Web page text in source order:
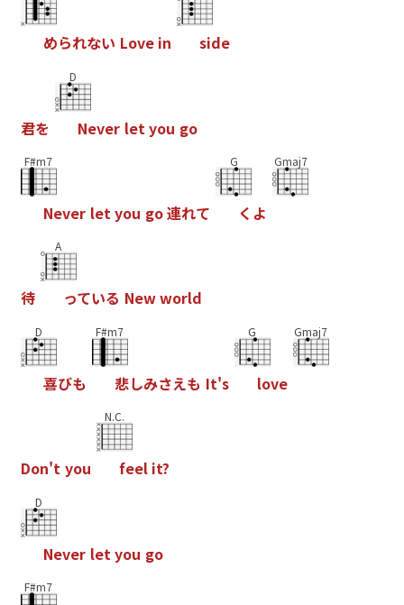
められない Love in side
君を
D
Never let you go
F#m7
Never letyou go連れて
G
く よ
Gmaj7
待
A
っている Newworld
D
喜びも
F#m7
悲しみさえも It's
G
love
Gmaj7
Don't you
N.C.
feel it?
D
Never let you go
F#m7